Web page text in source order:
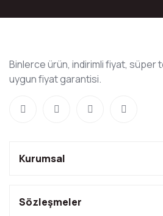
Binlerce ürün, indirimli fiyat, süper
uygun fiyat garantisi.
Kurumsal
Sözleşmeler